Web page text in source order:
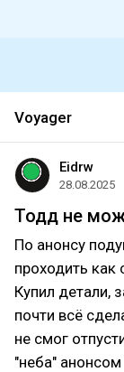
Voyager
Eidrw
28.08.2025
Тодд не
По анонсу
проходить как
Купил детали,
почти всё
не смог
"неба" анонсом